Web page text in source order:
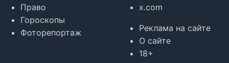
Право
Гороскопы
Фоторепортаж
x.com
Реклама на сайте
О сайте
18+